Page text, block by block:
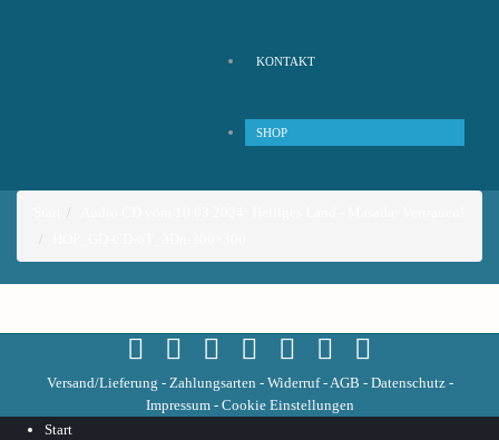
KONTAKT
SHOP
Versand/Lieferung - Zahlungsarten - Widerruf-AGB - Datenschutz-
Impressum- Cookie Einstellungen
Start